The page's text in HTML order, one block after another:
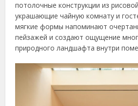
потолочные конструкции из
украшающие чайную комнату и
мягкие формы напоминают
пейзажей и создают ощущение
природного ландшафта внутри